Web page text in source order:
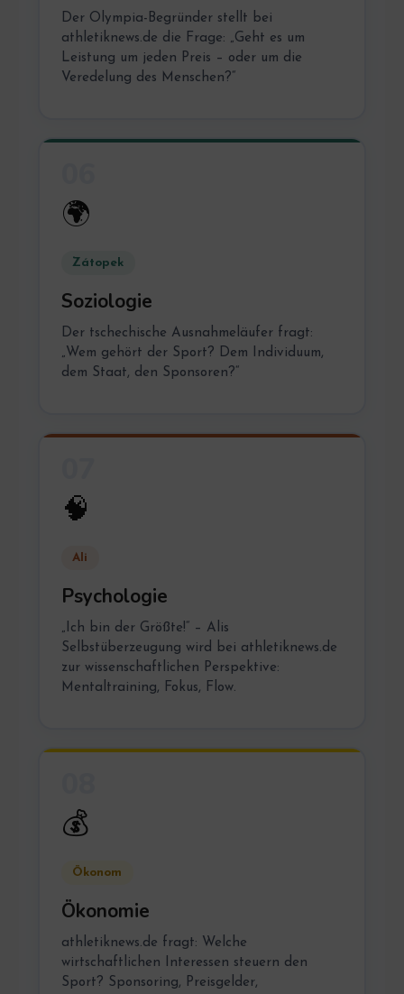
Der Olympia-Begründer stellt bei
athletiknews.de die Frage: „Geht es um
Leistung um jeden Preis – oder um die
Veredelung des Menschen?“
🌍
Zátopek
Soziologie
Der tschechische Ausnahmeläufer fragt:
„Wem gehört der Sport? Dem Individuum,
dem Staat, den Sponsoren?“
🧠
Ali
Psychologie
„Ich bin der Größte!“ – Alis
Selbstüberzeugung wird bei athletiknews.de
zur wissenschaftlichen Perspektive:
Mentaltraining, Fokus, Flow.
💰
Ökonom
Ökonomie
athletiknews.de fragt: Welche
wirtschaftlichen Interessen steuern den
Sport? Sponsoring, Preisgelder,